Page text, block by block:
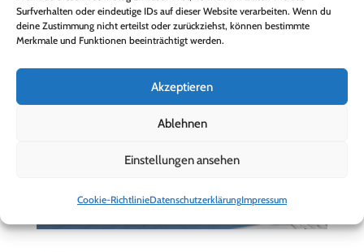
Surfverhalten oder eindeutige IDs auf dieser Website verarbeiten. Wenn du
deine Zustimmung nicht erteilst oder zurückziehst, können bestimmte
Merkmale und Funktionen beeinträchtigt werden.
Akzeptieren
Ablehnen
Einstellungen ansehen
Cookie-RichtlinieDatenschutzerklärungImpressum
Dölsach den Namen „Franz von Defregger“.